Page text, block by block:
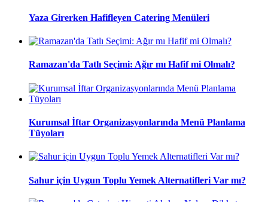
Yaza Girerken Hafifleyen Catering Menüleri
Ramazan'da Tatlı Seçimi: Ağır mı Hafif mi Olmalı?
Kurumsal İftar Organizasyonlarında Menü Planlama
Tüyoları
Sahur için Uygun Toplu Yemek Alternatifleri Var mı?